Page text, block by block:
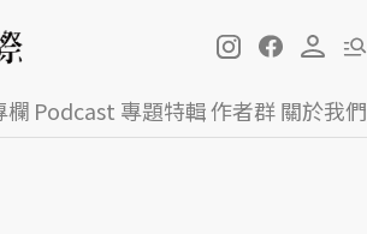
欄 Podcast 專題特輯作者群關於我們